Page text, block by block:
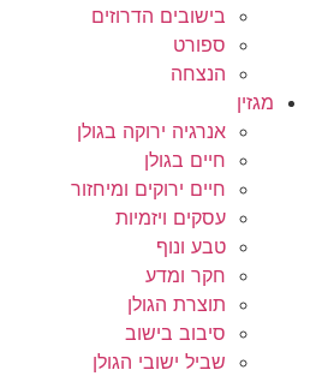
בישובים הדרוזים
ספורט
הנצחה
מגזין
אנרגיה ירוקה בגולן
חיים בגולן
חיים ירוקים ומיחזור
עסקים ויזמיות
טבע ונוף
חקר ומדע
תוצרת הגולן
סיבוב בישוב
שביל ישובי הגולן